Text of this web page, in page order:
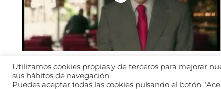
Utilizamos cookies propias y de terceros para mejorar
sus hábitos de navegación.
Puedes aceptar todas las cookies pulsando el botón